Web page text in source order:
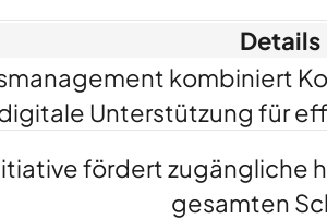
Details
kombiniert
Unterstützung für
fördert zugängliche
gesamten